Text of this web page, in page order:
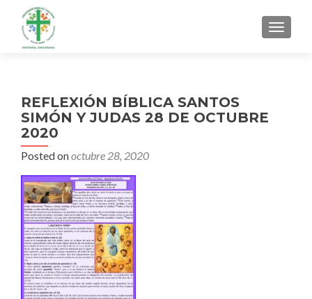
MENU
REFLEXIÓN BÍBLICA SANTOS
SIMÓN Y JUDAS 28 DE OCTUBRE
2020
Posted onoctubre 28, 2020